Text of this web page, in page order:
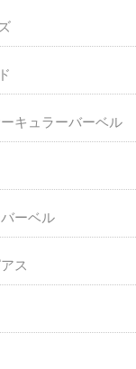
キュラーバーベル
ーベル
ス